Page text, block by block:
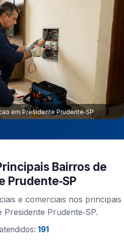
em Presidente Prudente‑SP
Bairros de
Prudente‑SP
e comerciais nos principais
Prudente‑SP.
191